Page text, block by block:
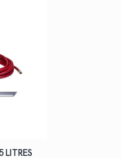
LITRES